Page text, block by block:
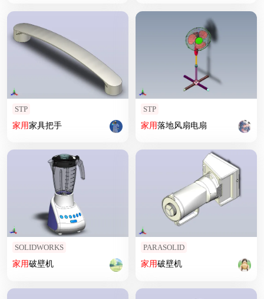
STP
家用家具把手
STP
家用落地风扇电扇
SOLIDWORKS
家用破壁机
PARASOLID
家用破壁机